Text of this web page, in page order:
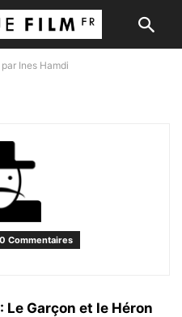
Ines Hamdi
0 Commentaires
Le Garçon et le Héron